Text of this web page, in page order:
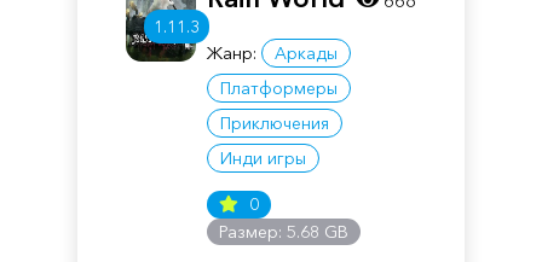
1.11.3
Жанр:
Аркады
Платформеры
Приключения
Инди игры
0
Размер: 5.68 GB